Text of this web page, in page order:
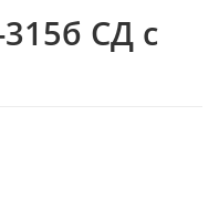
СД с